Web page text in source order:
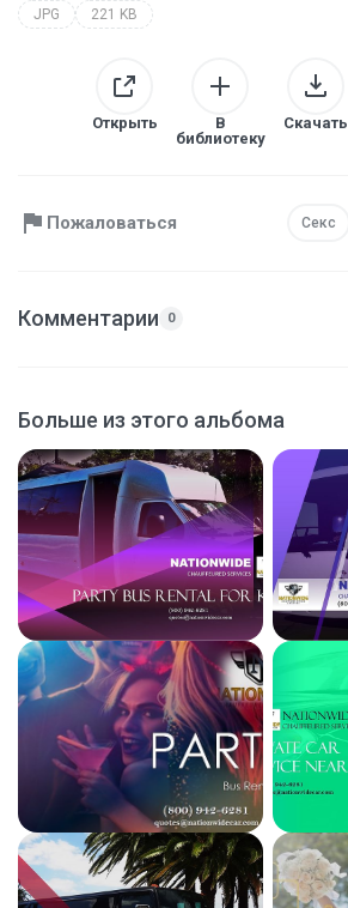
JPG 221 KB
Открыть
В
библиотеку
Скачать
Пожаловаться Секс
Комментарии 0
Больше из этого альбома